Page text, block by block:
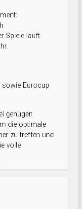
Spiele läuft
sowie Eurocup
genügen
die optimale
zu treffen und
volle